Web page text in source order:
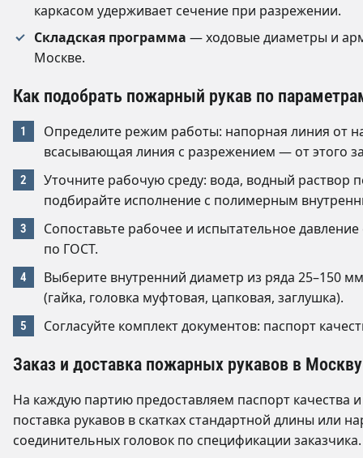
каркасом удерживает сечение при разрежении.
Складская программа — ходовые диаметры и
Москве.
Как подобрать пожарный рукав по
Определите режим работы: напорная линия от
всасывающая линия с разрежением — от этого
Уточните рабочую среду: вода, водный раствор
подбирайте исполнение с полимерным
Сопоставьте рабочее и испытательное
по ГОСТ.
Выберите внутренний диаметр из ряда 25–150
(гайка, головка муфтовая, цапковая, заглушка).
Согласуйте комплект документов: паспорт
Заказ и доставка пожарных рукавов в Москву
На каждую партию предоставляем паспорт качества
поставка рукавов в скатках стандартной длины или
соединительных головок по спецификации заказчика.